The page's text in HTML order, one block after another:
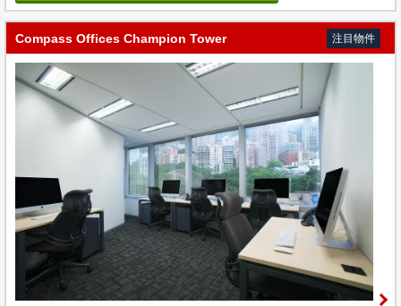
Compass Offices Champion Tower 注目物件